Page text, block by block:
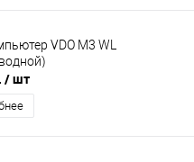
VDO M3 WL
/ шт